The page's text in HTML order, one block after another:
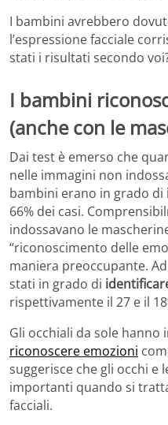
I bambini avrebbero
l’espressione facciale
stati i risultati secondo
I bambini
(anche con le
Dai test è emerso che
nelle immagini non
bambini erano in grado di
66% dei casi.
indossavano le
“riconoscimento delle
maniera preoccupante.
stati in grado di
rispettivamente il 27 e il
Gli occhiali da sole hanno
riconoscere emozioni
suggerisce che gli occhi e
importanti quando si
facciali.